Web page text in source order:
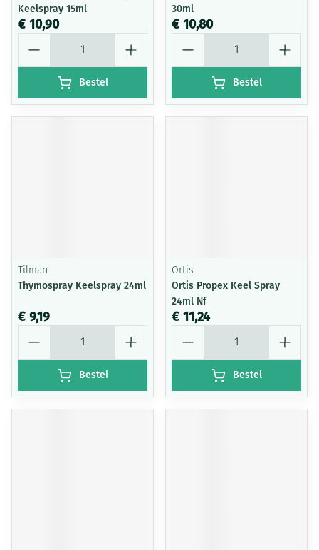
Keelspray 15ml
€ 10,90
Bestel
30ml
€ 10,80
Bestel
Tilman
Thymospray Keelspray 24ml
€ 9,19
Bestel
Ortis
Ortis Propex Keel Spray
24ml Nf
€ 11,24
Bestel